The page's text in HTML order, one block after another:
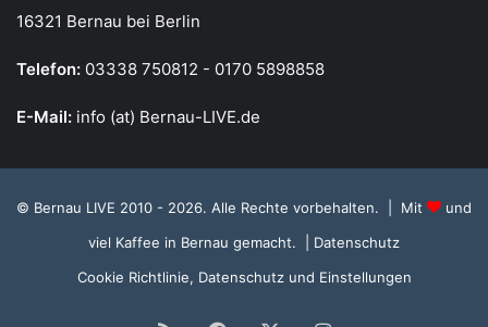
16321 Bernau bei Berlin
Telefon: 03338 750812 - 0170 5898858
E-Mail: info (at) Bernau-LIVE.de
© Bernau LIVE 2010 - 2026. Alle Rechte vorbehalten. | Mit
und
viel Kaffee in Bernau gemacht.
| Datenschutz
Cookie Richtlinie, Datenschutz und Einstellungen